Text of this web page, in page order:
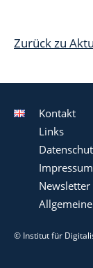
Zurück zu
Kontakt
Links
Impressum
Newsletter
© Institut für